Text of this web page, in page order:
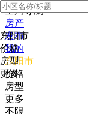
全局导航
房产
发布
我的
东阳市
价格
房型
更多
东阳市
价格
房型
更多
不限